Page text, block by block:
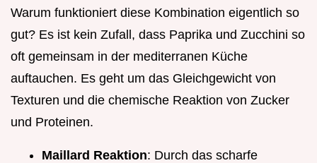
Warum funktioniert diese Kombination eigentlich so
gut? Es ist kein Zufall, dass Paprika und Zucchini so
oft gemeinsam in der mediterranen Küche
auftauchen. Es geht um das Gleichgewicht von
Texturen und die chemische Reaktion von Zucker
und Proteinen.
Maillard Reaktion: Durch das scharfe